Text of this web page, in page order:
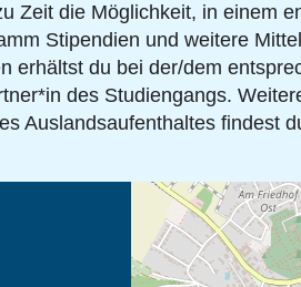
Zeit die Möglichkeit, in einem
Stipendien und weitere
erhältst du bei der/dem
des Studiengangs.
Auslandsaufenthaltes findest
Öffnet die
Tab (Karte)